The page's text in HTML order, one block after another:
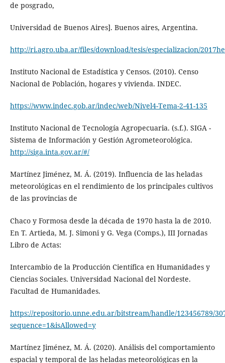
de posgrado,
Universidad de Buenos Aires]. Buenos aires, Argentina.
http://ri.agro.uba.ar/files/download/tesis/especializacion/
Instituto Nacional de Estadística y Censos. (2010). Censo
Nacional de Población, hogares y vivienda. INDEC.
https://www.indec.gob.ar/indec/web/Nivel4-Tema-2-41-135
Instituto Nacional de Tecnología Agropecuaria. (s.f.). SIGA -
Sistema de Información y Gestión Agrometeorológica.
http://siga.inta.gov.ar/#/
Martínez Jiménez, M. Á. (2019). Influencia de las heladas
meteorológicas en el rendimiento de los principales cultivos
de las provincias de
Chaco y Formosa desde la década de 1970 hasta la de 2010.
En T. Artieda, M. J. Simoni y G. Vega (Comps.), III Jornadas
Libro de Actas:
Intercambio de la Producción Científica en Humanidades y
Ciencias Sociales. Universidad Nacional del Nordeste.
Facultad de Humanidades.
https://repositorio.unne.edu.ar/bitstream/handle/123456789/
sequence=1&isAllowed=y
Martínez Jiménez, M. Á. (2020). Análisis del comportamiento
espacial y temporal de las heladas meteorológicas en la